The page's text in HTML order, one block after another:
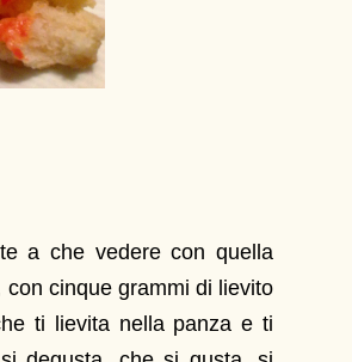
a che vedere con quella
cinque grammi di lievito
ti lievita nella panza e ti